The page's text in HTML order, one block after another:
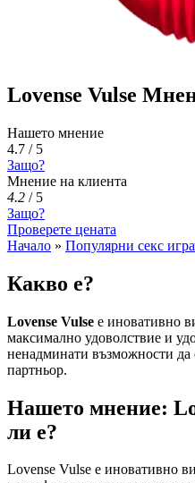
Lovense Vulse
Нашето мнение
4.7 / 5
Защо?
Мнение на клиента
4.2 / 5
Защо?
Проверете цената
Начало » Популярни секс
Какво е?
Lovense Vulse е иновативно
максимално удоволствие и
ненадминати възможности да
партньор.
Нашето мнение:
ли е?
Lovense Vulse е иновативно